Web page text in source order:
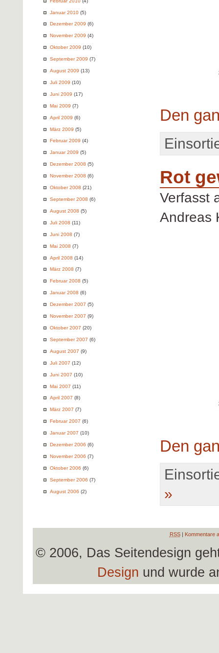
Januar 2010 (5)
Dezember 2009 (6)
November 2009 (4)
Oktober 2009 (10)
September 2009 (7)
August 2009 (13)
Juli 2009 (10)
Juni 2009 (17)
Mai 2009 (7)
April 2009 (6)
März 2009 (5)
Februar 2009 (4)
Januar 2009 (5)
Dezember 2008 (5)
November 2008 (6)
Oktober 2008 (21)
September 2008 (6)
August 2008 (5)
Juli 2008 (11)
Juni 2008 (7)
Mai 2008 (7)
April 2008 (14)
März 2008 (7)
Februar 2008 (5)
Januar 2008 (6)
Dezember 2007 (5)
November 2007 (9)
Oktober 2007 (20)
September 2007 (6)
August 2007 (9)
Juli 2007 (12)
Juni 2007 (10)
Mai 2007 (11)
April 2007 (8)
März 2007 (7)
Februar 2007 (6)
Januar 2007 (10)
Dezember 2006 (6)
November 2006 (7)
Oktober 2006 (6)
September 2006 (7)
August 2006 (2)
Den
Rot
Verfasst
Andreas
Den
»
RSS| Kommentare
© 2006, Das Seitendesign
Design und wurde